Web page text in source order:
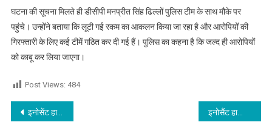
घटना की सूचना मिलते ही डीसीपी मनप्रीत सिंह ढिल्लों पुलिस टीम के साथ मौके पर
पहुंचे। उन्होंने बताया कि लूटी गई रकम का आकलन किया जा रहा है और आरोपियों की
गिरफ्तारी के लिए कई टीमें गठित कर दी गई हैं। पुलिस का कहना है कि जल्द ही आरोपियों
को काबू कर लिया जाएगा।
Post Views: 484
Post navigation
इनोसेंट हार्ट्स द्वारा बिज़नोवा एवं मिनी हैकाथॉन 2026 का आयोजन, नवाचार और रचनात्मकता को बढ़ावा इनोसैंट हार्ट्स कॉलेज ऑफ एजुकेशन ने उत्कृष्ट परिणाम के साथ सुर्खियां बटोरीं